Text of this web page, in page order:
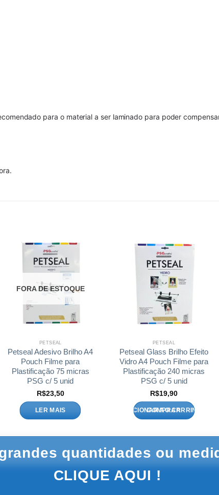
para o material a ser laminado para poder
FORA DE ESTOQUE
PETSEAL
Petseal Adesivo Brilho A4
Pouch Filme para
Plastificação 75 micras
PSG c/ 5 unid
R$23,50
LER MAIS
PETSEAL
Petseal Glass Brilho Efeito
Vidro A4 Pouch Filme para
Plastificação 240 micras
PSG c/ 5 unid
R$19,90
ADICIONAR AO CARRINHO
quantidades ou
CLIQUE AQUI !